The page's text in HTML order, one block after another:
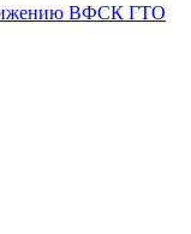
ВФСК ГТО